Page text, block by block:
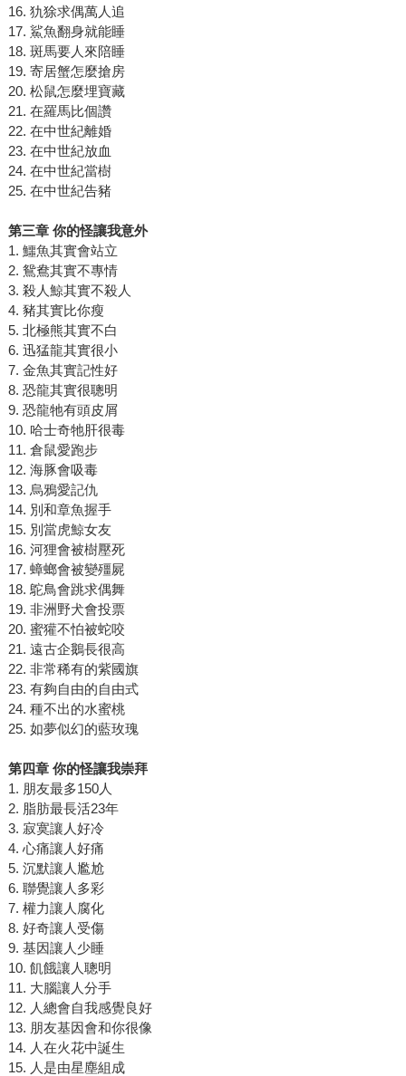
16. 犰狳求偶萬人追
17. 鯊魚翻身就能睡
18. 斑馬要人來陪睡
19. 寄居蟹怎麼搶房
20. 松鼠怎麼埋寶藏
21. 在羅馬比個讚
22. 在中世紀離婚
23. 在中世紀放血
24. 在中世紀當樹
25. 在中世紀告豬
第三章 你的怪讓我意外
1. 鱷魚其實會站立
2. 鴛鴦其實不專情
3. 殺人鯨其實不殺人
4. 豬其實比你瘦
5. 北極熊其實不白
6. 迅猛龍其實很小
7. 金魚其實記性好
8. 恐龍其實很聰明
9. 恐龍牠有頭皮屑
10. 哈士奇牠肝很毒
11. 倉鼠愛跑步
12. 海豚會吸毒
13. 烏鴉愛記仇
14. 別和章魚握手
15. 別當虎鯨女友
16. 河狸會被樹壓死
17. 蟑螂會被變殭屍
18. 鴕鳥會跳求偶舞
19. 非洲野犬會投票
20. 蜜獾不怕被蛇咬
21. 遠古企鵝長很高
22. 非常稀有的紫國旗
23. 有夠自由的自由式
24. 種不出的水蜜桃
25. 如夢似幻的藍玫瑰
第四章 你的怪讓我崇拜
1. 朋友最多150人
2. 脂肪最長活23年
3. 寂寞讓人好冷
4. 心痛讓人好痛
5. 沉默讓人尷尬
6. 聯覺讓人多彩
7. 權力讓人腐化
8. 好奇讓人受傷
9. 基因讓人少睡
10. 飢餓讓人聰明
11. 大腦讓人分手
12. 人總會自我感覺良好
13. 朋友基因會和你很像
14. 人在火花中誕生
15. 人是由星塵組成